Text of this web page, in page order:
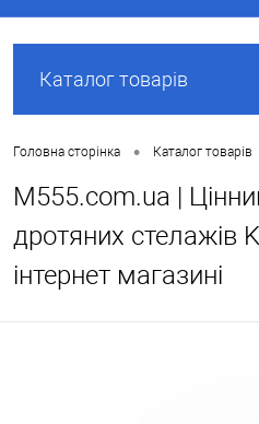
Каталог товарів
Головна сторінка • Каталог товарів
M555.com.ua |
дротяних стелажів
інтернет магазині